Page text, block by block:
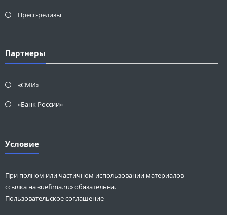
Пресс-релизы
Партнеры
«СМИ»
«Банк России»
Условие
При полном или частичном использовании материалов
ссылка на «uefima.ru» обязательна.
Пользовательское соглашение